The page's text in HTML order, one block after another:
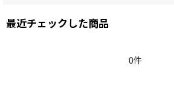
最近チェックした商品
0件